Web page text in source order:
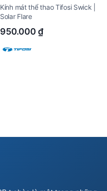
Kính mát thể thao Tifosi Swick |
Solar Flare
950.000 ₫